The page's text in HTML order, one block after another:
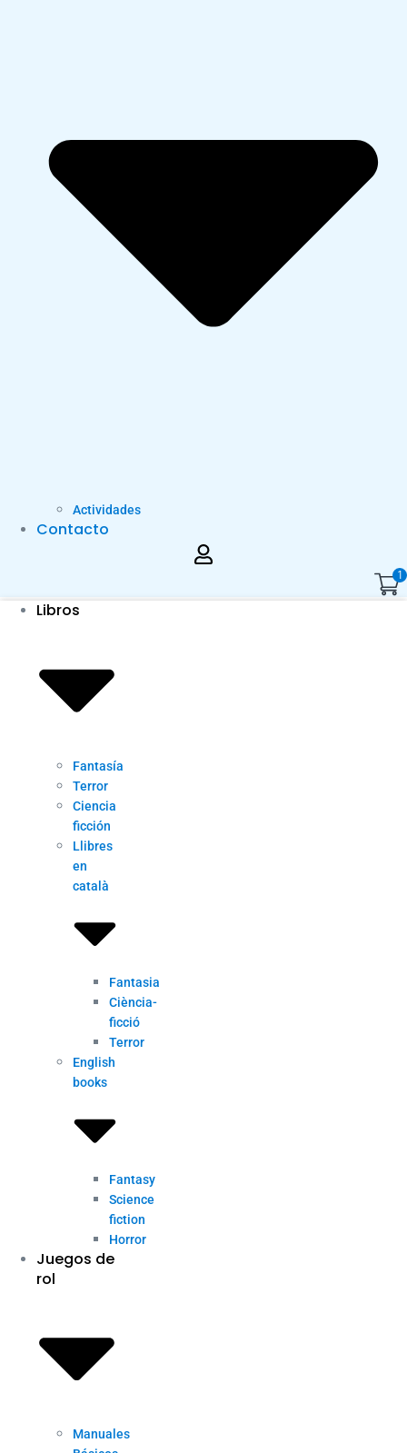
Actividades
Contacto
1
Libros
Fantasía
Terror
Ciencia
ficción
Llibres
en
català
Fantasia
Ciència-
ficció
Terror
English
books
Fantasy
Science
fiction
Horror
Juegos de
rol
Manuales